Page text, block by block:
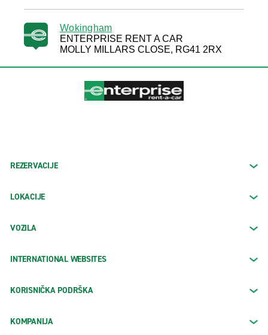
Wokingham
ENTERPRISE RENT A CAR
MOLLY MILLARS CLOSE, RG41 2RX
REZERVACIJE
LOKACIJE
VOZILA
INTERNATIONAL WEBSITES
KORISNIČKA PODRŠKA
KOMPANIJA